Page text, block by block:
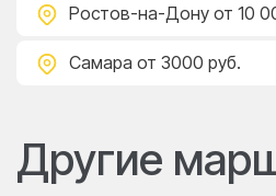
Ростов-на-Дону от 10
Самара от 3000 руб.
Другие